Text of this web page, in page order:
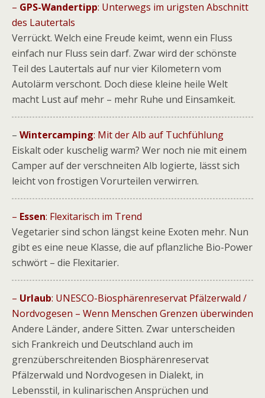
– GPS-Wandertipp: Unterwegs im urigsten Abschnitt
des Lautertals
Verrückt. Welch eine Freude keimt, wenn ein Fluss
einfach nur Fluss sein darf. Zwar wird der schönste
Teil des Lautertals auf nur vier Kilometern vom
Autolärm verschont. Doch diese kleine heile Welt
macht Lust auf mehr – mehr Ruhe und Einsamkeit.
– Wintercamping: Mit der Alb auf Tuchfühlung
Eiskalt oder kuschelig warm? Wer noch nie mit einem
Camper auf der verschneiten Alb logierte, lässt sich
leicht von frostigen Vorurteilen verwirren.
– Essen: Flexitarisch im Trend
Vegetarier sind schon längst keine Exoten mehr. Nun
gibt es eine neue Klasse, die auf pflanzliche Bio-Power
schwört – die Flexitarier.
– Urlaub: UNESCO-Biosphärenreservat Pfälzerwald /
Nordvogesen – Wenn Menschen Grenzen überwinden
Andere Länder, andere Sitten. Zwar unterscheiden
sich Frankreich und Deutschland auch im
grenzüberschreitenden Biosphärenreservat
Pfälzerwald und Nordvogesen in Dialekt, in
Lebensstil, in kulinarischen Ansprüchen und